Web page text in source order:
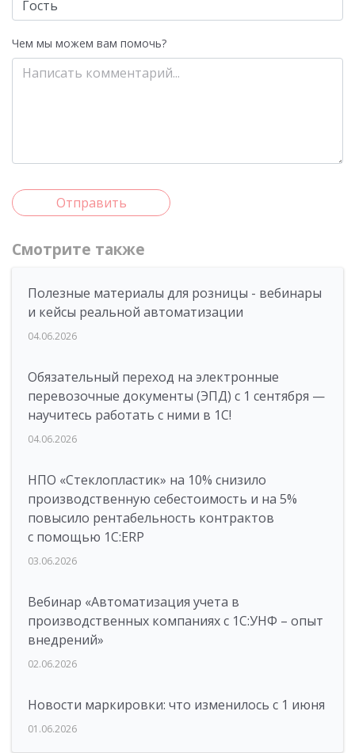
Чем мы можем вам помочь?
Отправить
Смотрите также
Полезные материалы для розницы - вебинары
и кейсы реальной автоматизации
04.06.2026
Обязательный переход на электронные
перевозочные документы (ЭПД) с 1 сентября —
научитесь работать с ними в 1С!
04.06.2026
НПО «Стеклопластик» на 10% снизило
производственную себестоимость и на 5%
повысило рентабельность контрактов
с помощью 1С:ERP
03.06.2026
Вебинар «Автоматизация учета в
производственных компаниях с 1С:УНФ – опыт
внедрений»
02.06.2026
Новости маркировки: что изменилось с 1 июня
01.06.2026